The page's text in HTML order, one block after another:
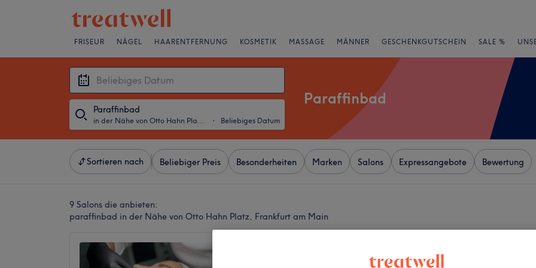
FRISEUR NÄGEL HAARENTFERNUNG KOSMETIK MASSAGE MÄNNER GESCHENKGUTSCHEIN SALE %
Paraffinbad
in der Nähe von Otto Hahn Platz, Frankfurt am Main ・ Beliebiges Datum
Paraffinbad
Sortieren nach Beliebiger Preis Besonderheiten Marken Salons Expressangebote Bewertung
9 Salons die anbieten:
paraffinbad in der Nähe von Otto Hahn Platz, Frankfurt am Main
174 Bewertungen